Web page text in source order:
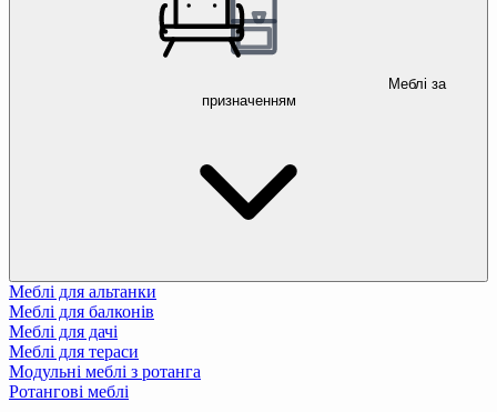
Меблі за
призначенням
Меблі для альтанки
Меблі для балконів
Меблі для дачі
Меблі для тераси
Модульні меблі з ротанга
Ротангові меблі